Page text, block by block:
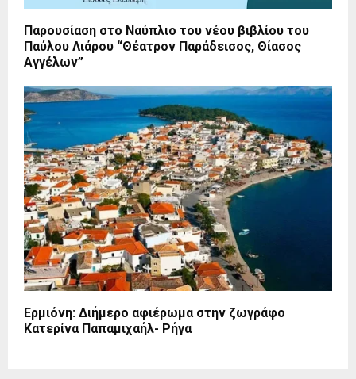
Παρουσίαση στο Ναύπλιο του νέου βιβλίου του
Παύλου Λιάρου “Θέατρον Παράδεισος, Θίασος
Αγγέλων”
Ερμιόνη: Διήμερο αφιέρωμα στην ζωγράφο
Κατερίνα Παπαμιχαήλ- Ρήγα